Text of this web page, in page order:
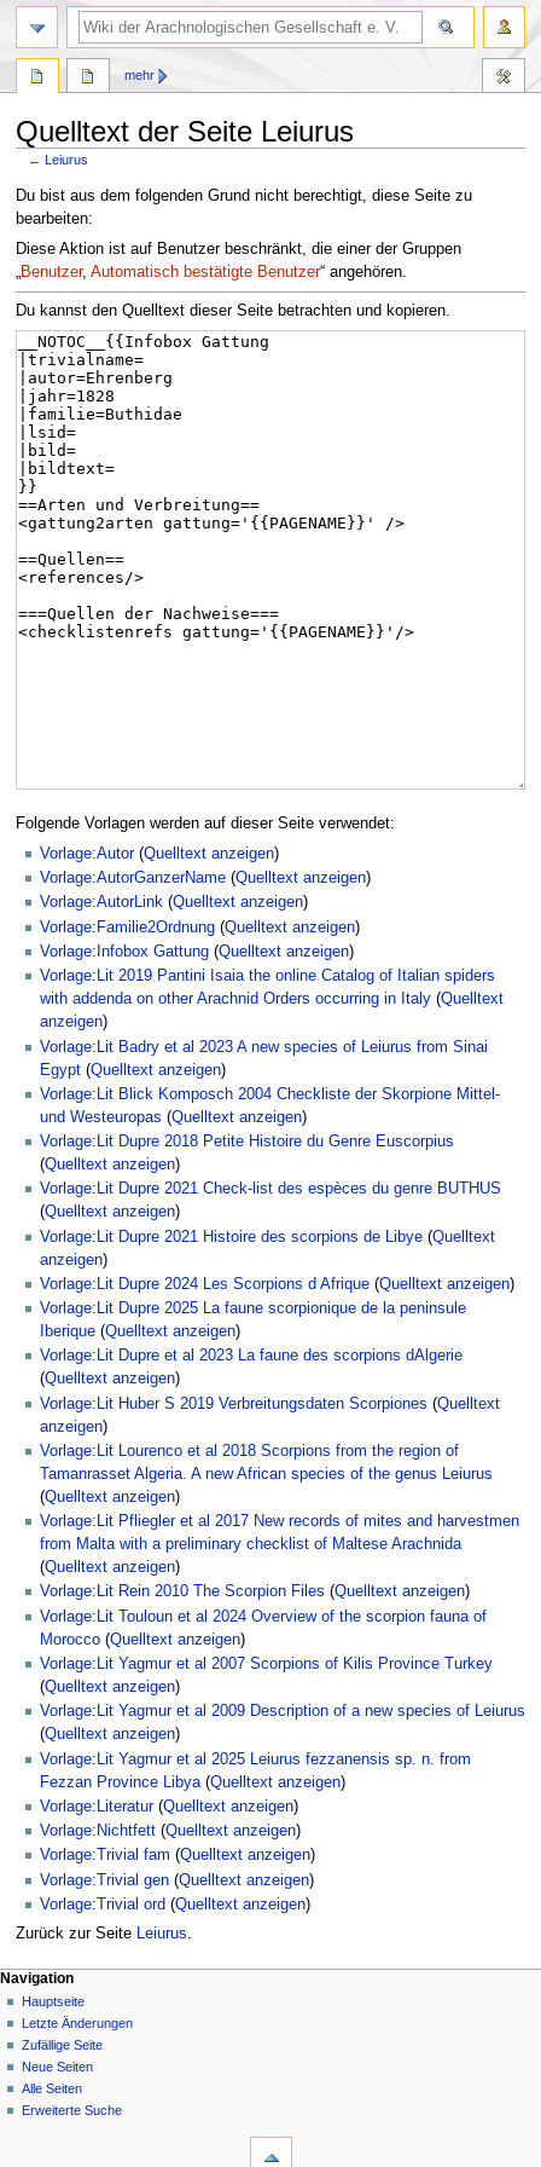
Quelltext der Seite Leiurus
←Leiurus
Zur
Navigation
springen
Zur
Suche
springen
Du bist aus dem folgenden Grund nicht berechtigt, diese Seite zu
bearbeiten:
Diese Aktion ist auf Benutzer beschränkt, die einer der Gruppen
„Benutzer, Automatisch bestätigte Benutzer“ angehören.
Du kannst den Quelltext dieser Seite betrachten und kopieren.
Folgende Vorlagen werden auf dieser Seite verwendet:
Vorlage:Autor(Quelltext anzeigen)
Vorlage:AutorGanzerName (Quelltext anzeigen)
Vorlage:AutorLink (Quelltext anzeigen)
Vorlage:Familie2Ordnung (Quelltext anzeigen)
Vorlage:Infobox Gattung (Quelltext anzeigen)
Vorlage:Lit 2019 Pantini Isaia the online Catalog of Italian spiders
with addenda on other Arachnid Orders occurring in Italy (Quelltext
anzeigen)
Vorlage:Lit Badry et al 2023 A new species of Leiurus from Sinai
Egypt (Quelltext anzeigen)
Vorlage:Lit Blick Komposch 2004 Checkliste der Skorpione Mittel-
und Westeuropas (Quelltext anzeigen)
Vorlage:Lit Dupre 2018 Petite Histoire du Genre Euscorpius
(Quelltext anzeigen)
Vorlage:Lit Dupre 2021 Check-list des espèces du genre BUTHUS
(Quelltext anzeigen)
Vorlage:Lit Dupre 2021 Histoire des scorpions de Libye (Quelltext
anzeigen)
Vorlage:Lit Dupre 2024 Les Scorpions d Afrique (Quelltext anzeigen)
Vorlage:Lit Dupre 2025 La faune scorpionique de la peninsule
Iberique (Quelltext anzeigen)
Vorlage:Lit Dupre et al 2023 La faune des scorpions dAlgerie
(Quelltext anzeigen)
Vorlage:Lit Huber S 2019 Verbreitungsdaten Scorpiones (Quelltext
anzeigen)
Vorlage:Lit Lourenco et al 2018 Scorpions from the region of
Tamanrasset Algeria. A new African species of the genus Leiurus
(Quelltext anzeigen)
Vorlage:Lit Pfliegler et al 2017 New records of mites and harvestmen
from Malta with a preliminary checklist of Maltese Arachnida
(Quelltext anzeigen)
Vorlage:Lit Rein 2010 The Scorpion Files (Quelltext anzeigen)
Vorlage:Lit Touloun et al 2024 Overview of the scorpion fauna of
Morocco (Quelltext anzeigen)
Vorlage:Lit Yagmur et al 2007 Scorpions of Kilis Province Turkey
(Quelltext anzeigen)
Vorlage:Lit Yagmur et al 2009 Description of a new species of Leiurus
(Quelltext anzeigen)
Vorlage:Lit Yagmur et al 2025 Leiurus fezzanensis sp. n. from
Fezzan Province Libya (Quelltext anzeigen)
Vorlage:Literatur(Quelltext anzeigen)
Vorlage:Nichtfett (Quelltext anzeigen)
Vorlage:Trivial fam (Quelltext anzeigen)
Vorlage:Trivial gen (Quelltext anzeigen)
Vorlage:Trivial ord (Quelltext anzeigen)
Zurück zur Seite Leiurus.
mehr
Navigation
Hauptseite
Letzte Änderungen
Zufällige Seite
Neue Seiten
Alle Seiten
Erweiterte Suche